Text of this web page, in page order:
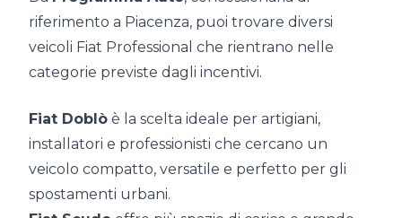
riferimento a Piacenza, puoi trovare diversi
veicoli Fiat Professional che rientrano nelle
categorie previste dagli incentivi.
Fiat Doblò è la scelta ideale per artigiani,
installatori e professionisti che cercano un
veicolo compatto, versatile e perfetto per gli
spostamenti urbani.